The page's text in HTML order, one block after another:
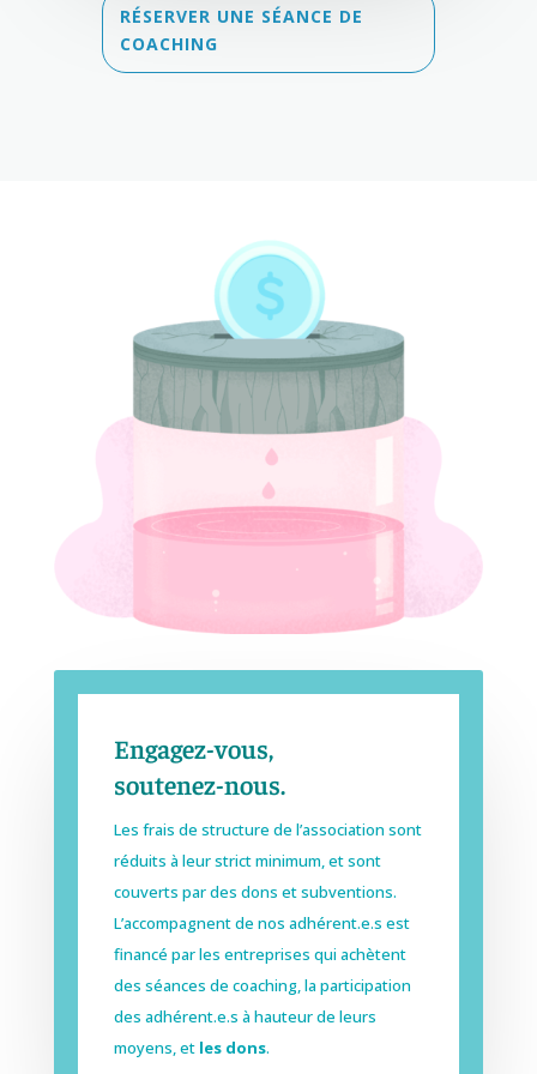
RÉSERVER UNE SÉANCE DE
COACHING
Engagez-vous,
soutenez-nous.
Les frais de structure de l’association sont
réduits à leur strict minimum, et sont
couverts par des dons et subventions.
L’accompagnent de nos adhérent.e.s est
financé par les entreprises qui achètent
des séances de coaching, la participation
des adhérent.e.s à hauteur de leurs
moyens, et les dons.